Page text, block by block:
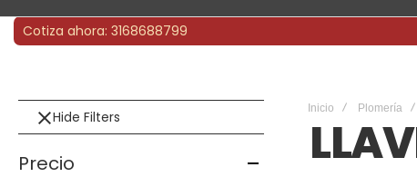
Cotiza ahora: 3168688799
Inicio Plomería
Hide Filters
Precio